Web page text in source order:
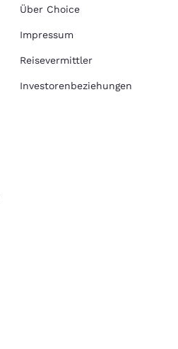
Über Choice
Impressum
Reisevermittler
Investorenbeziehungen